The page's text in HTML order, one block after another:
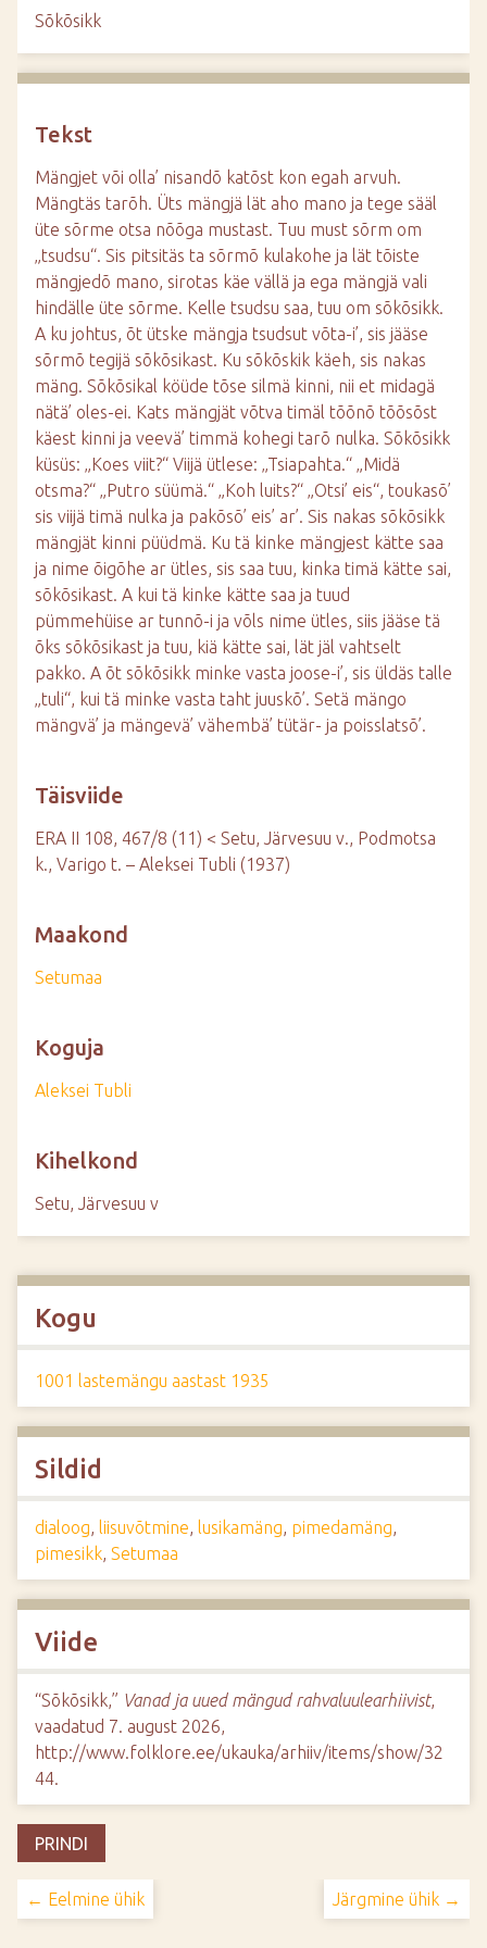
Sõkõsikk
Tekst
Mängjet või olla’ nisandõ katõst kon egah arvuh.
Mängtäs tarõh. Üts mängjä lät aho mano ja tege sääl
üte sõrme otsa nõõga mustast. Tuu must sõrm om
„tsudsu“. Sis pitsitäs ta sõrmõ kulakohe ja lät tõiste
mängjedõ mano, sirotas käe vällä ja ega mängjä vali
hindälle üte sõrme. Kelle tsudsu saa, tuu om sõkõsikk.
A ku johtus, õt ütske mängja tsudsut võta-i’, sis jääse
sõrmõ tegijä sõkõsikast. Ku sõkõskik käeh, sis nakas
mäng. Sõkõsikal köüde tõse silmä kinni, nii et midagä
nätä’ oles-ei. Kats mängjät võtva timäl tõõnõ tõõsõst
käest kinni ja veevä’ timmä kohegi tarõ nulka. Sõkõsikk
küsüs: „Koes viit?“ Viijä ütlese: „Tsiapahta.“ „Midä
otsma?“ „Putro süümä.“ „Koh luits?“ „Otsi’ eis“, toukasõ’
sis viijä timä nulka ja pakõsõ’ eis’ ar’. Sis nakas sõkõsikk
mängjät kinni püüdmä. Ku tä kinke mängjest kätte saa
ja nime õigõhe ar ütles, sis saa tuu, kinka timä kätte sai,
sõkõsikast. A kui tä kinke kätte saa ja tuud
pümmehüise ar tunnõ-i ja võls nime ütles, siis jääse tä
õks sõkõsikast ja tuu, kiä kätte sai, lät jäl vahtselt
pakko. A õt sõkõsikk minke vasta joose-i’, sis üldäs talle
„tuli“, kui tä minke vasta taht juuskõ’. Setä mängo
mängvä’ ja mängevä’ vähembä’ tütär- ja poisslatsõ’.
Täisviide
ERA II 108, 467/8 (11) < Setu, Järvesuu v., Podmotsa
k., Varigo t. – Aleksei Tubli (1937)
Maakond
Setumaa
Koguja
Aleksei Tubli
Kihelkond
Setu, Järvesuu v
Kogu
1001 lastemängu aastast 1935
Sildid
dialoog, liisuvõtmine, lusikamäng, pimedamäng,
pimesikk, Setumaa
Viide
“Sõkõsikk,” Vanad ja uued mängud rahvaluulearhiivist,
vaadatud 7. august 2026,
http://www.folklore.ee/ukauka/arhiiv/items/show/32
44.
PRINDI
← Eelmine ühik Järgmine ühik →